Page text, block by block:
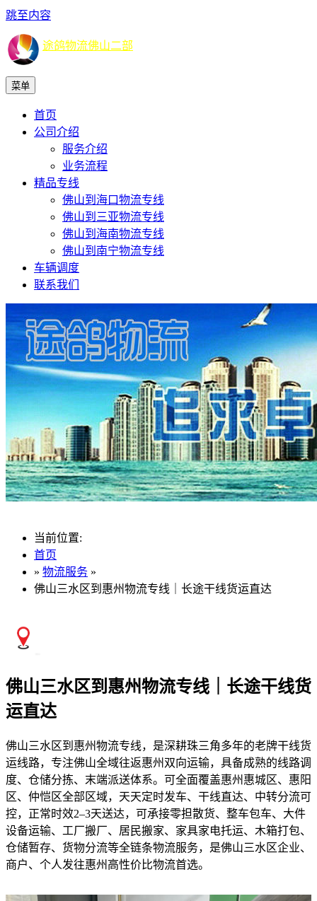
跳至内容
途鸽物流佛山二部
菜单
首页
公司介绍
服务介绍
业务流程
精品专线
佛山到海口物流专线
佛山到三亚物流专线
佛山到海南物流专线
佛山到南宁物流专线
车辆调度
联系我们
当前位置:
首页
» 物流服务 »
佛山三水区到惠州物流专线｜长途干线货运直达
佛山三水区到惠州物流专线｜长途干线货
运直达
佛山三水区到惠州物流专线，是深耕珠三角多年的老牌干线货
运线路，专注佛山全域往返惠州双向运输，具备成熟的线路调
度、仓储分拣、末端派送体系。可全面覆盖惠州惠城区、惠阳
区、仲恺区全部区域，天天定时发车、干线直达、中转分流可
控，正常时效2–3天送达，可承接零担散货、整车包车、大件
设备运输、工厂搬厂、居民搬家、家具家电托运、木箱打包、
仓储暂存、货物分流等全链条物流服务，是佛山三水区企业、
商户、个人发往惠州高性价比物流首选。